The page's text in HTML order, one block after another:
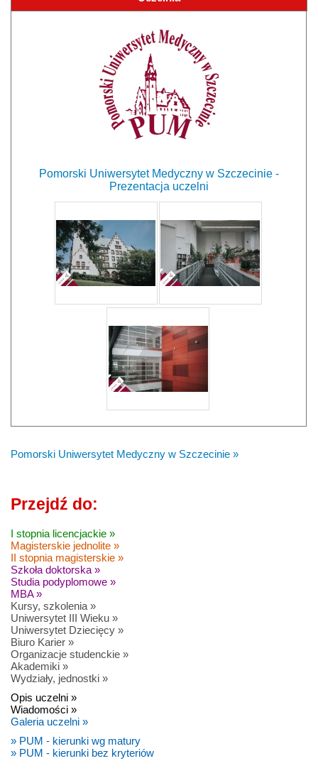
Pomorski Uniwersytet Medyczny w Szczecinie -
Prezentacja uczelni
Pomorski Uniwersytet Medyczny w Szczecinie »
Przejdź do:
I stopnia licencjackie »
Magisterskie jednolite »
II stopnia magisterskie »
Szkoła doktorska »
Studia podyplomowe »
MBA »
Kursy, szkolenia »
Uniwersytet III Wieku »
Uniwersytet Dziecięcy »
Biuro Karier »
Organizacje studenckie »
Akademiki »
Wydziały, jednostki »
Opis uczelni »
Wiadomości »
Galeria uczelni »
» PUM - kierunki wg matury
» PUM - kierunki bez kryteriów